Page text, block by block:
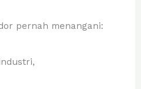
pernah menangani: